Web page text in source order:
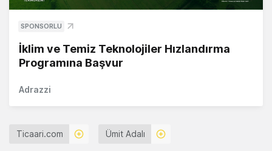
SPONSORLU
İklim ve Temiz Teknolojiler Hızlandırma
Programına Başvur
Adrazzi
Ticaari.com Ümit Adalı